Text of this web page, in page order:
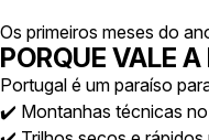
Os primeiros meses do
PORQUE VALE
Portugal é um paraíso
✔️ Montanhas técnicas